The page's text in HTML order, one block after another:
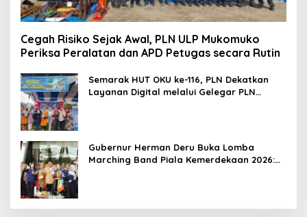
Cegah Risiko Sejak Awal, PLN ULP Mukomuko
Periksa Peralatan dan APD Petugas secara Rutin
Semarak HUT OKU ke-116, PLN Dekatkan
Layanan Digital melalui Gelegar PLN
Gubernur Herman Deru Buka Lomba
Marching Band Piala Kemerdekaan 2026: